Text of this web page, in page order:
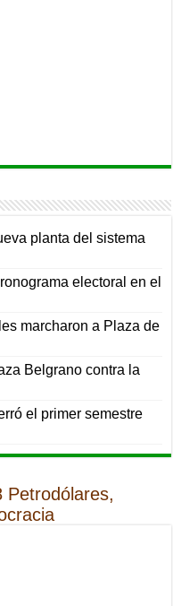
planta del sistema
electoral en el
marcharon a Plaza de
Belgrano contra la
el primer semestre
Petrodólares,